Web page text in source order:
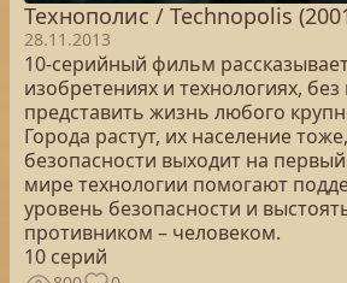
Технополис / Technopolis
28.11.2013
10-серийный фильм
изобретениях и технологиях,
представить жизнь любого
Города растут, их население
безопасности выходит на
мире технологии помогают
уровень безопасности и
противником – человеком.
10 серий